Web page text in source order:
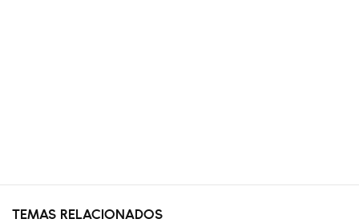
TEMAS RELACIONADOS